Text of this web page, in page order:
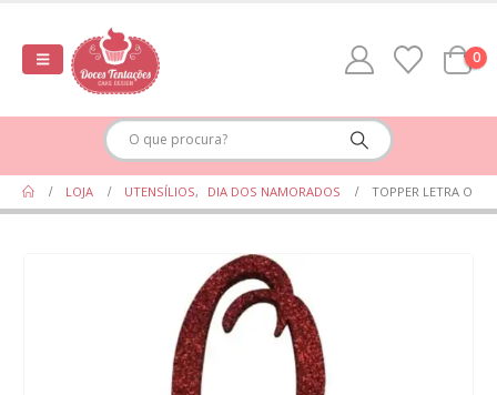
0
LOJA UTENSÍLIOS, DIA DOS NAMORADOS TOPPER LETRA O